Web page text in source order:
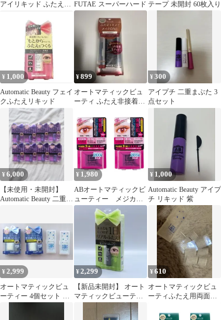
アイリキッド ふたえ接 FUTAE スーパーハード テープ 未開封 60枚入り
¥ 1,000
Automatic Beauty フェイ
クふたえリキッド
¥899
オートマティックビュ
ーティ ふたえ非接着肌
¥300
アイプチ 二重まぶた 3
点セット
¥6,000
【未使用・未開封】
Automatic Beauty 二重ま
¥ 1,980
ABオートマティックビ
ューティー メジカル
ファイバー(二重形成フ
ァイバー)100本入 ステ
ィック付き 2個
¥ 1,000
Automatic Beauty アイプ
チ リキッド 紫
¥ 2,999
オートマティックビュ
ーティー 4個セット 未
¥2,299
【新品未開封】 オート
マティックビューティ
リアルふたえリキッド
Y字スティック
¥610
オートマティックビュ
ーティふたえ用両面テ